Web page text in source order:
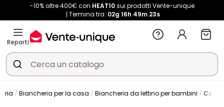
-10% oltre 400€ con HEAT10sui prodotti Vente-unique
Termina tra: 02g 16h 49m 23s
Reparti
Biancheria per la casa Biancheria da lettino per bambini